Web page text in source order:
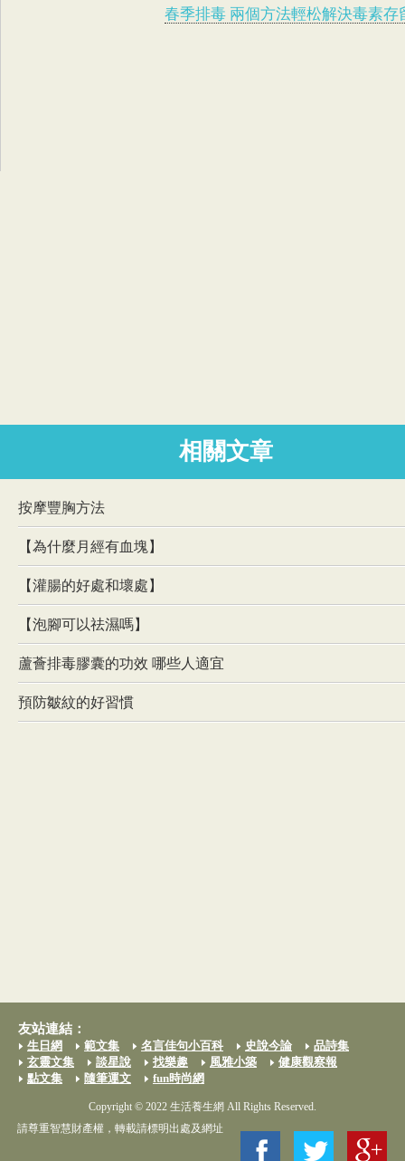
春季排毒 兩個方法輕松解決毒素存
相關文章
按摩豐胸方法
【為什麼月經有血塊】
【灌腸的好處和壞處】
【泡腳可以祛濕嗎】
蘆薈排毒膠囊的功效 哪些人適宜
預防皺紋的好習慣
友站連結：
生日網 範文集 名言佳句小百科 史說今論
品詩集
玄靈文集
談星說 找樂趣 風雅小築
健康觀察報
點文集
隨筆運文 fun時尚網
Copyright © 2022 生活養生網 All Rights Reserved.
請尊重智慧財產權，轉載請標明出處及網址